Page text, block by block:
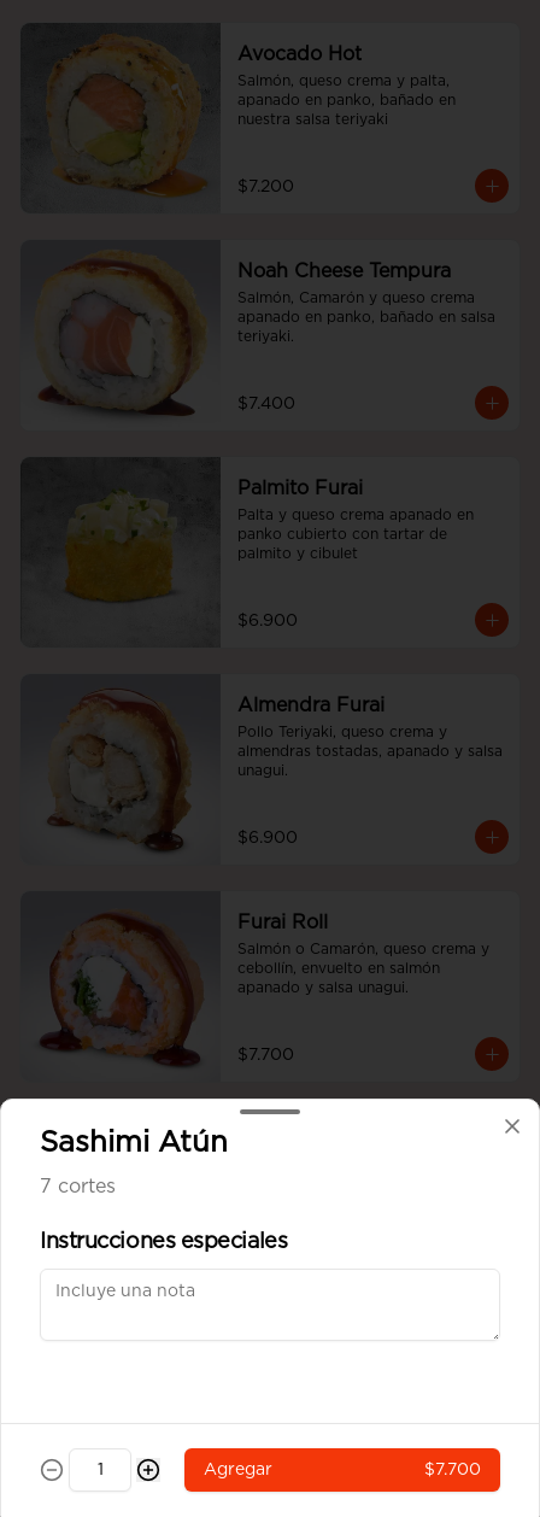
Avocado Hot
Salmón, queso crema y palta,
apanado en panko, bañado en
nuestra salsa teriyaki
$7.200
Noah Cheese Tempura
Salmón, Camarón y queso crema
apanado en panko, bañado en salsa
teriyaki.
$7.400
Palmito Furai
Palta y queso crema apanado en
panko cubierto con tartar de
palmito y cibulet
$6.900
Almendra Furai
Pollo Teriyaki, queso crema y
almendras tostadas, apanado y salsa
unagui.
$6.900
Furai Roll
Salmón o Camarón, queso crema y
cebollín, envuelto en salmón
apanado y salsa unagui.
$7.700
$6.900
crocante con salsa unagui.
$6.900
Sashimi Atún
7 cortes
Instrucciones especiales
Agregar $7.700